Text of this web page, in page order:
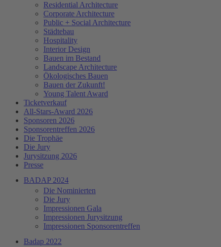
Residential Architecture
Corporate Architecture
Public + Social Architecture
Städtebau
Hospitality
Interior Design
Bauen im Bestand
Landscape Architecture
Ökologisches Bauen
Bauen der Zukunft!
Young Talent Award
Ticketverkauf
All-Stars-Award 2026
Sponsoren 2026
Sponsorentreffen 2026
Die Trophäe
Die Jury
Jurysitzung 2026
Presse
BADAP 2024
Die Nominierten
Die Jury
Impressionen Gala
Impressionen Jurysitzung
Impressionen Sponsorentreffen
Badap 2022